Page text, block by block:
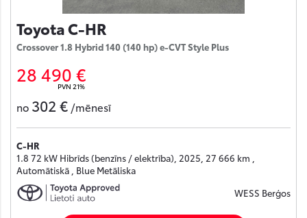
Toyota C-HR
Crossover 1.8 Hybrid 140 (140 hp) e-CVT Style Plus
28 490 €
PVN 21%
no 302 € /mēnesī
C-HR
1.8 72 kW Hibrīds (benzīns / elektrība), 2025, 27 666 km ,
Automātiskā , Blue Metāliska
WESS Berģos